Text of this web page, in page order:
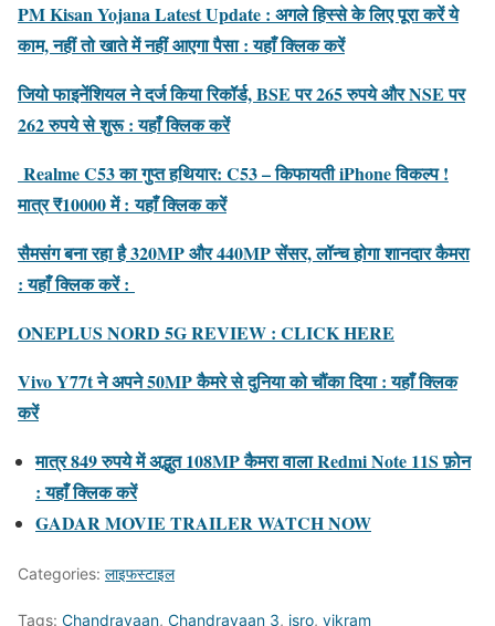
PM Kisan Yojana Latest Update : अगले हिस्से के लिए पूरा करें ये
काम, नहीं तो खाते में नहीं आएगा पैसा : यहाँ क्लिक करें
जियो फाइनेंशियल ने दर्ज किया रिकॉर्ड, BSE पर 265 रुपये और NSE पर
262 रुपये से शुरू : यहाँ क्लिक करें
Realme C53 का गुप्त हथियार: C53 – किफायती iPhone विकल्प !
मात्र ₹10000 में :यहाँ क्लिक करें
सैमसंग बना रहा है 320MP और 440MP सेंसर, लॉन्च होगा शानदार कैमरा
: यहाँ क्लिक करें :
ONEPLUS NORD 5G REVIEW : CLICK HERE
Vivo Y77t ने अपने 50MP कैमरे से दुनिया को चौंका दिया : यहाँ क्लिक
करें
मात्र 849 रुपये में अद्भुत 108MP कैमरा वाला Redmi Note 11S फ़ोन
: यहाँ क्लिक करें
GADAR MOVIE TRAILER WATCH NOW
Categories: लाइफस्टाइल
Tags: Chandrayaan, Chandrayaan 3, isro, vikram